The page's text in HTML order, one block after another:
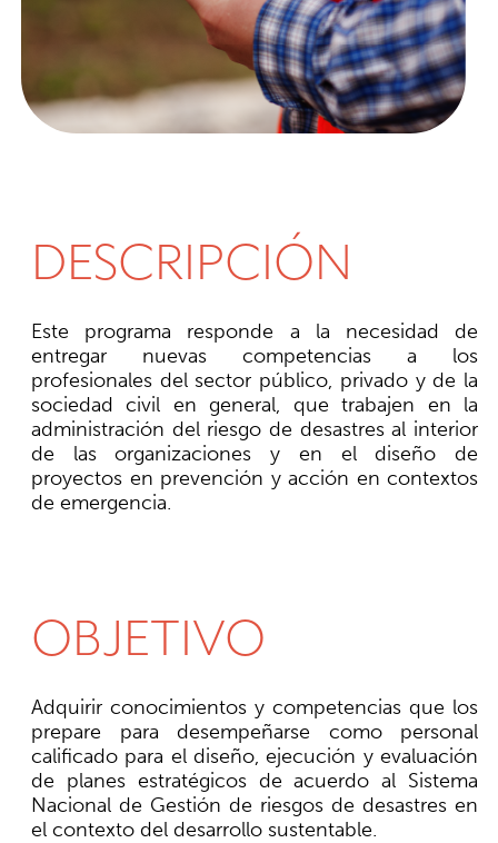
DESCRIPCIÓN
Este programa responde a la necesidad de
entregar nuevas competencias a los
profesionales del sector público, privado y de la
sociedad civil en general, que trabajen en la
administración del riesgo de desastres al interior
de las organizaciones y en el diseño de
proyectos en prevención y acción en contextos
de emergencia.
OBJETIVO
Adquirir conocimientos y competencias que los
prepare para desempeñarse como personal
calificado para el diseño, ejecución y evaluación
de planes estratégicos de acuerdo al Sistema
Nacional de Gestión de riesgos de desastres en
el contexto del desarrollo sustentable.